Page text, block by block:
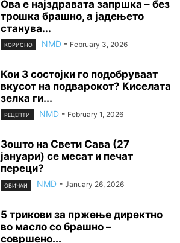
Ова е најздравата запршка – без
трошка брашно, а јадењето
станува...
КОРИСНО NMD - February 3, 2026
Кои 3 состојки го подобруваат
вкусот на подварокот? Киселата
зелка ги...
РЕЦЕПТИ NMD - February 1, 2026
Зошто на Свети Сава (27
јануари) се месат и печат
переци?
ОБИЧАИ NMD - January 26, 2026
5 трикови за пржење директно
во масло со брашно –
совршено...